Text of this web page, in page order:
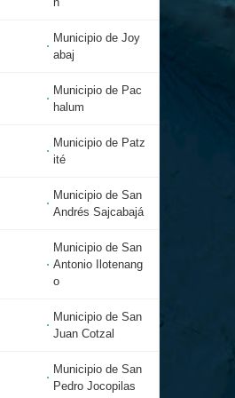
Municipio de Joy
abaj
Municipio de Pac
halum
Municipio de Patz
ité
Municipio de San
Andrés Sajcabajá
Municipio de San
Antonio Ilotenang
o
Municipio de San
Juan Cotzal
Municipio de San
Pedro Jocopilas